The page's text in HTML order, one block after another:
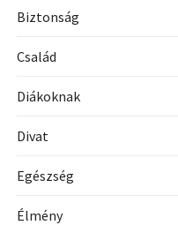
Biztonság
Család
Diákoknak
Divat
Egészség
Élmény